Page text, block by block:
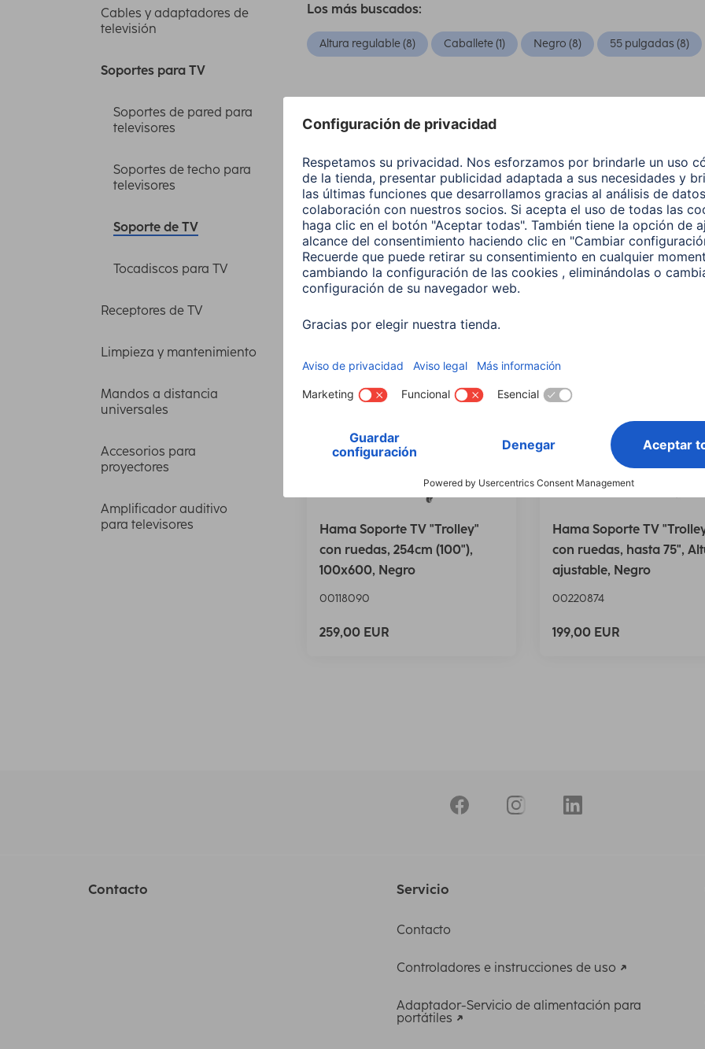
Cables y adaptadores de
televisión
Soportes para TV
Soportes de pared para
televisores
Soportes de techo para
televisores
Soporte de TV
Tocadiscos para TV
Receptores de TV
Limpieza y mantenimiento
Mandos a distancia
universales
Accesorios para
proyectores
Amplificador auditivo
para televisores
Los más buscados:
Altura regulable (8) Caballete (1) Negro (8) 55 pulgadas (8)
Ordenar por: Tipo de Producto
Estándar VESA Tamaño de Pantalla Recomendado
Tipo de Producto: Soporte/carro para TV Delete all filters
2 artículos
Hama Soporte TV "Trolley"
con ruedas, 254cm (100"),
100x600, Negro
00118090
259,00 EUR
Hama Soporte TV
con ruedas, hasta 75",
ajustable, Negro
00220874
199,00 EUR
Contacto Servicio
Contacto
Controladores e instrucciones de uso
Adaptador-Servicio de alimentación para
portátiles